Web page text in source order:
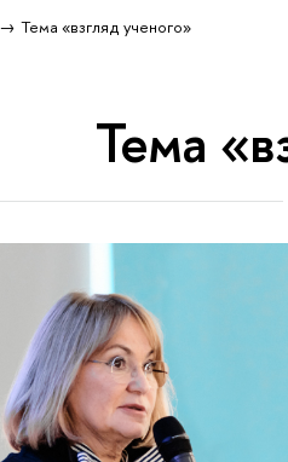
Тема «взгляд ученого»
Тема